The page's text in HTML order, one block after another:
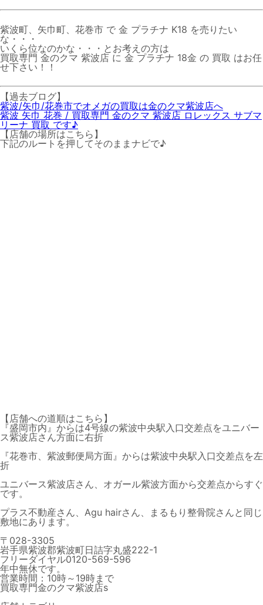
紫波町、矢巾町、花巻市 で 金 プラチナ K18 を売りたい
な・・・
いくら位なのかな・・・とお考えの方は
買取専門 金のクマ 紫波店 に 金 プラチナ 18金 の 買取 はお任
せ下さい！！
【過去ブログ】
紫波/矢巾/花巻市でオメガの買取は金のクマ紫波店へ
紫波 矢巾 花巻 / 買取専門 金のクマ 紫波店 ロレックス サブマ
リーナ 買取 です♪
【店舗の場所はこちら】
下記のルートを押してそのままナビで♪
【店舗への道順はこちら】
『盛岡市内』からは4号線の紫波中央駅入口交差点をユニバー
ス紫波店さん方面に右折
『花巻市、紫波郵便局方面』からは紫波中央駅入口交差点を左
折
ユニバース紫波店さん、オガール紫波方面から交差点からすぐ
です。
プラス不動産さん、Agu hairさん、まるもり整骨院さんと同じ
敷地にあります。
〒028-3305
岩手県紫波郡紫波町日詰字丸盛222-1
フリーダイヤル0120-569-596
年中無休です。
営業時間：10時～19時まで
買取専門金のクマ紫波店s